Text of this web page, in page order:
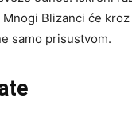
Blizanci će
samo prisustvom.